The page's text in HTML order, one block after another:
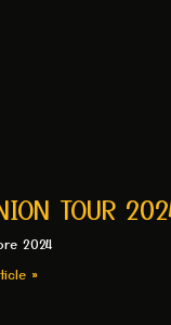
TOUR
2024
»